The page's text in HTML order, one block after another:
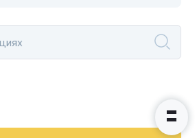
свяжутся с
ближайшее время